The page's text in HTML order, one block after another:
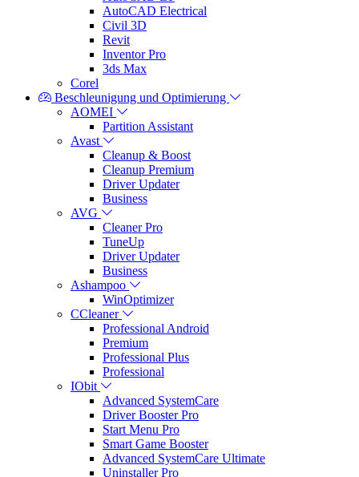
AutoCAD Electrical
Civil 3D
Revit
Inventor Pro
3ds Max
Corel
Beschleunigung und Optimierung
AOMEI
Partition Assistant
Avast
Cleanup & Boost
Cleanup Premium
Driver Updater
Business
AVG
Cleaner Pro
TuneUp
Driver Updater
Business
Ashampoo
WinOptimizer
CCleaner
Professional Android
Premium
Professional Plus
Professional
IObit
Advanced SystemCare
Driver Booster Pro
Start Menu Pro
Smart Game Booster
Advanced SystemCare Ultimate
Uninstaller Pro